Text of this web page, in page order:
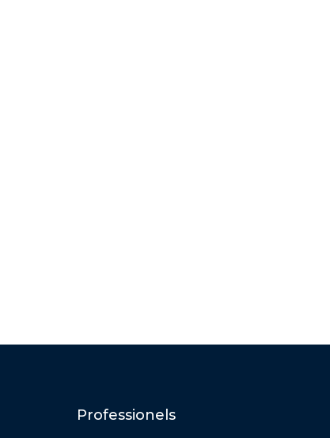
Professionels